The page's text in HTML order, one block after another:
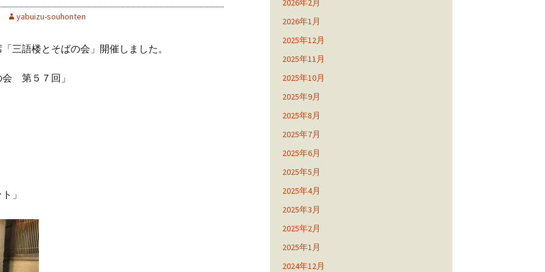
yabuizu-souhonten
三語楼とそばの会」開催しました。
会 第５７回」
」
2026年2月
2026年1月
2025年12月
2025年11月
2025年10月
2025年9月
2025年8月
2025年7月
2025年6月
2025年5月
2025年4月
2025年3月
2025年2月
2025年1月
2024年12月